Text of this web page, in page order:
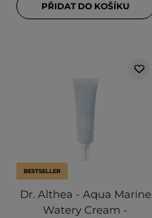
PŘIDAT DO KOŠÍKU
BESTSELLER
Dr. Althea - Aqua Marine
Watery Cream -